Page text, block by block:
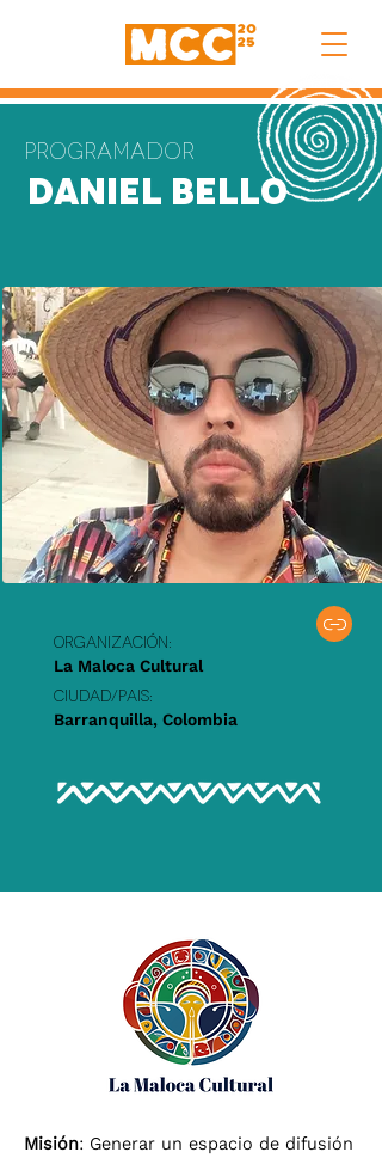
Programador
Daniel Bello
Organización:
La Maloca Cultural
Ciudad/PAIS:
Barranquilla, Colombia
Misión: Generar un espacio de difusión